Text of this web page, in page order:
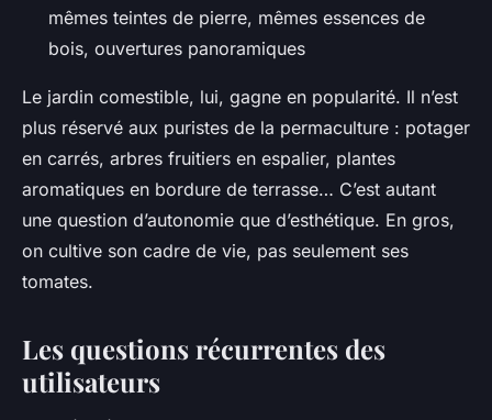
mêmes teintes de pierre, mêmes essences de
bois, ouvertures panoramiques
Le jardin comestible, lui, gagne en popularité. Il n’est
plus réservé aux puristes de la permaculture : potager
en carrés, arbres fruitiers en espalier, plantes
aromatiques en bordure de terrasse… C’est autant
une question d’autonomie que d’esthétique. En gros,
on cultive son cadre de vie, pas seulement ses
tomates.
Les questions récurrentes des
utilisateurs